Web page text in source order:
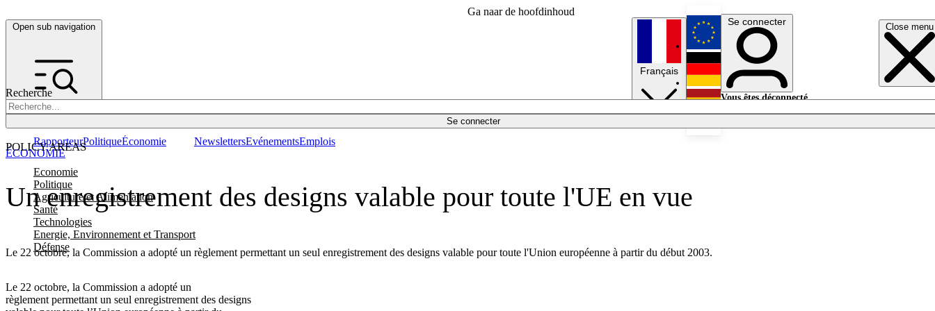
Ga naar de hoofdinhoud
Open sub navigation Close menu
Recherche
Se connecter
POLICY AREAS
Economie
Politique
Agriculture et Alimentation
Santé
Technologies
Energie, Environnement et Transport
Défense
RapporteurPolitiqueÉconomie NewslettersEvénementsEmplois
Français
English
Deutsch
Se connecter
Vous êtes déconnecté.
Un enregistrement des designs valable pour toute l'UE en vue
Le 22 octobre, la Commission a adopté un règlement permettant un seul enregistrement des designs valable pour toute l'Union européenne à partir du début 2003.
ÉCONOMIE
Le 22 octobre, la Commission a adopté un
règlement permettant un seul enregistrement des designs